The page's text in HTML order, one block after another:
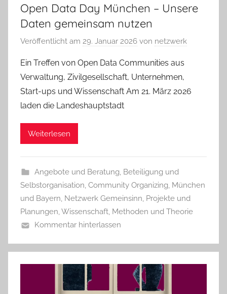
Open Data Day München – Unsere
Daten gemeinsam nutzen
Veröffentlicht am 29. Januar 2026 von netzwerk
Ein Treffen von Open Data Communities aus
Verwaltung, Zivilgesellschaft, Unternehmen,
Start-ups und Wissenschaft Am 21. März 2026
laden die Landeshauptstadt
Weiterlesen
Angebote und Beratung, Beteiligung und
Selbstorganisation, Community Organizing, München
und Bayern, Netzwerk Gemeinsinn, Projekte und
Planungen,Wissenschaft, Methoden und Theorie
Kommentar hinterlassen